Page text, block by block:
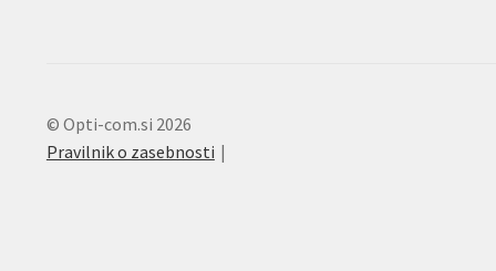
© Opti-com.si 2026
Pravilnik o zasebnosti